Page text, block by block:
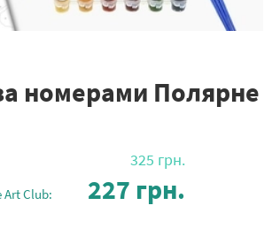
номерами Полярне
325 грн.
Art Club: 227 грн.